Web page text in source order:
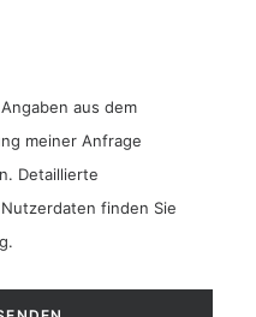
aus dem
meiner Anfrage
Detaillierte
finden Sie
.